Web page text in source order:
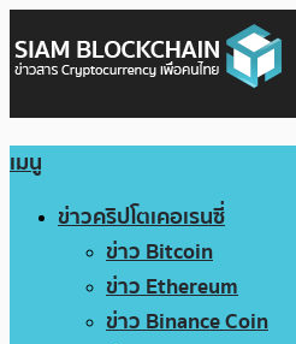
เมนู
ข่าวคริปโตเคอเรนซี่
ข่าว Bitcoin
ข่าว Ethereum
ข่าว Binance Coin